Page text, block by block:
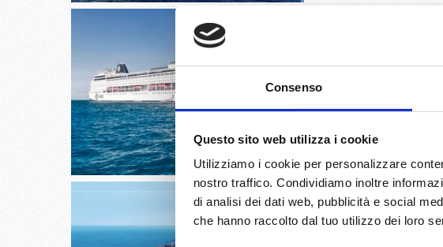
Consenso
Questo sito web utilizza i cookie
Utilizziamo i cookie per personalizzare
nostro traffico. Condividiamo inoltre
di analisi dei dati web, pubblicità e social
che hanno raccolto dal tuo utilizzo dei loro
Civitavecchia, Valencia,
€ 363
da